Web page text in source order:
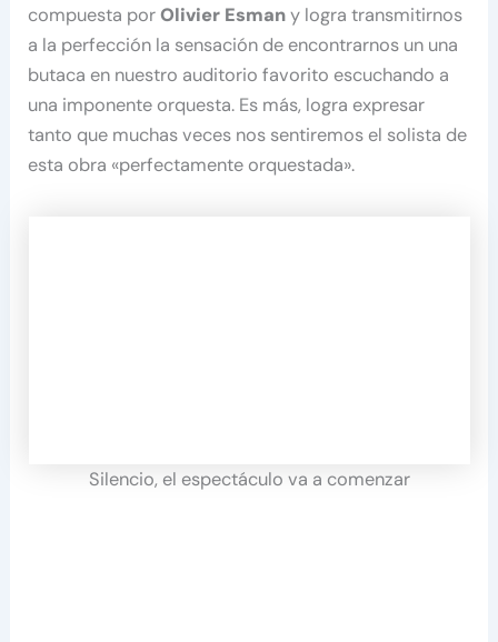
compuesta porOlivier Esmany logra transmitirnos
a la perfección la sensación de encontrarnos un una
butaca en nuestro auditorio favorito escuchando a
una imponente orquesta. Es más, logra expresar
tanto que muchas veces nos sentiremos el solista de
esta obra «perfectamente orquestada».
Silencio, el espectáculo va a comenzar